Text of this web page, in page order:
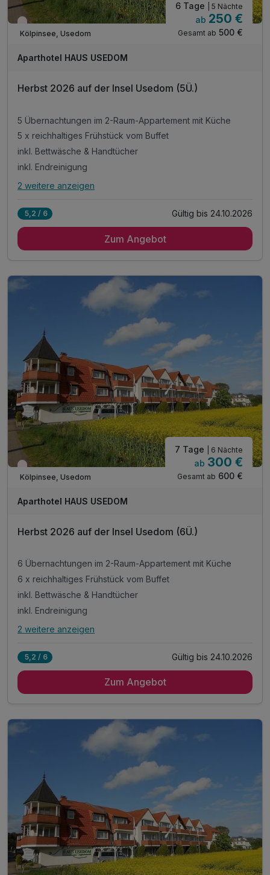
Wieder frei ab September
Kölpinsee, Usedom
6 Tage | 5 Nächte
ab 250 €
Gesamt ab 500 €
Aparthotel HAUS USEDOM
Herbst 2026 auf der Insel Usedom (5Ü.)
5 Übernachtungen im 2-Raum-Appartement mit Küche
5 x reichhaltiges Frühstück vom Buffet
inkl. Bettwäsche & Handtücher
inkl. Endreinigung
Alle Inklusivleistungen
5 x reichhaltiges Frühstück vom Buffet
inkl. Gas/Wasser/Strom
2 weitere anzeigen
5,2 / 6 Gültig bis 24.10.2026
Zum Angebot
Wieder frei ab September
Kölpinsee, Usedom
7 Tage | 6 Nächte
ab 300 €
Gesamt ab 600 €
Aparthotel HAUS USEDOM
Herbst 2026 auf der Insel Usedom (6Ü.)
6 Übernachtungen im 2-Raum-Appartement mit Küche
6 x reichhaltiges Frühstück vom Buffet
inkl. Bettwäsche & Handtücher
inkl. Endreinigung
Alle Inklusivleistungen
6 x reichhaltiges Frühstück vom Buffet
inkl. Gas/Wasser/Strom
2 weitere anzeigen
5,2 / 6 Gültig bis 24.10.2026
Zum Angebot